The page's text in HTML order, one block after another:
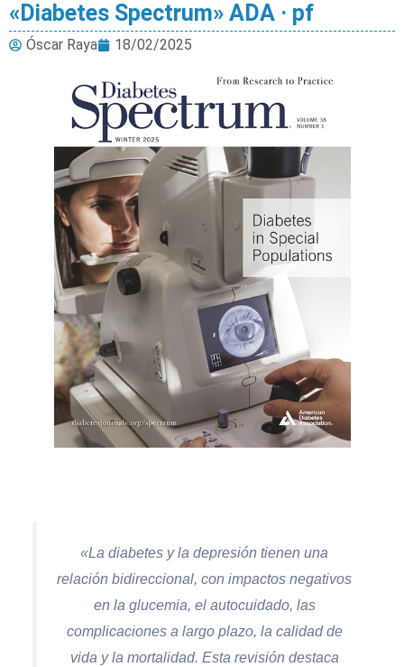
«Diabetes Spectrum» ADA · pf
Óscar Raya 18/02/2025
«La diabetes y la depresión tienen una
relación bidireccional, con impactos negativos
en la glucemia, el autocuidado, las
complicaciones a largo plazo, la calidad de
vida y la mortalidad. Esta revisión destaca